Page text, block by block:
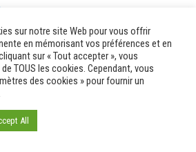
sur notre site Web pour vous offrir
en mémorisant vos préférences et en
sur « Tout accepter », vous
TOUS les cookies. Cependant, vous
des cookies » pour fournir un
All